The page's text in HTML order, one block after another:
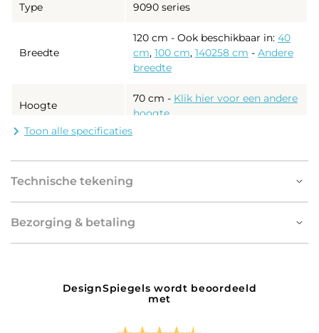
Type 9090 series
Breedte
120 cm - Ook beschikbaar in: 40
cm, 100 cm, 140258 cm - Andere
breedte
Hoogte
70 cm - Klik hier voor een andere
hoogte
Dikte spiegelglas
Toon alle specificaties
Technische tekening
Bezorging & betaling
DesignSpiegels wordt beoordeeld
met